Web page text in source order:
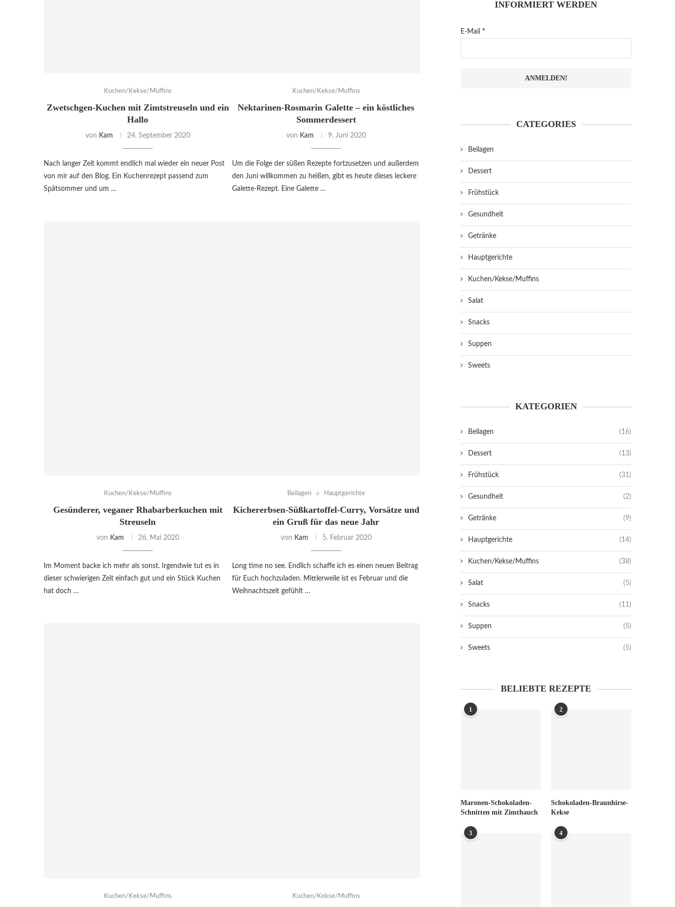
Kuchen/Kekse/Muffins
Zwetschgen-Kuchen mit Zimtstreuseln und ein
Hallo
von Kam 24. September 2020
Nach langer Zeit kommt endlich mal wieder ein neuer Post
von mir auf den Blog. Ein Kuchenrezept passend zum
Spätsommer und um …
Kuchen/Kekse/Muffins
Nektarinen-Rosmarin Galette – ein köstliches
Sommerdessert
von Kam 9. Juni 2020
Um die Folge der süßen Rezepte fortzusetzen und außerdem
den Juni willkommen zu heißen, gibt es heute dieses leckere
Galette-Rezept. Eine Galette …
Kuchen/Kekse/Muffins
Gesünderer, veganer Rhabarberkuchen mit
Streuseln
von Kam 26. Mai 2020
Im Moment backe ich mehr als sonst. Irgendwie tut es in
dieser schwierigen Zeit einfach gut und ein Stück Kuchen
hat doch …
Beilagen Hauptgerichte
Kichererbsen-Süßkartoffel-Curry, Vorsätze und
ein Gruß für das neue Jahr
von Kam 5. Februar 2020
Long time no see. Endlich schaffe ich es einen neuen Beitrag
für Euch hochzuladen. Mittlerweile ist es Februar und die
Weihnachtszeit gefühlt …
Kuchen/Kekse/Muffins Kuchen/Kekse/Muffins
INFORMIERT WERDEN
E-Mail *
CATEGORIES
Beilagen
Dessert
Frühstück
Gesundheit
Getränke
Hauptgerichte
Kuchen/Kekse/Muffins
Salat
Snacks
Suppen
Sweets
KATEGORIEN
Beilagen (16)
Dessert (13)
Frühstück (31)
Gesundheit (2)
Getränke (9)
Hauptgerichte (14)
Kuchen/Kekse/Muffins (38)
Salat (5)
Snacks (11)
Suppen (5)
Sweets (5)
BELIEBTE REZEPTE
1
Maronen-Schokoladen-
Schnitten mit Zimthauch
2
Schokoladen-Braunhirse-
Kekse
3 4